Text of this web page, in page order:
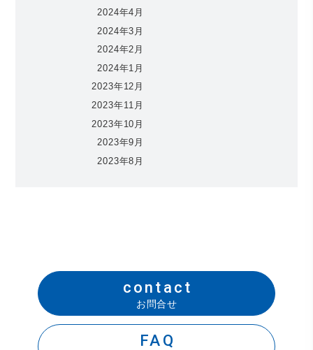
2024年4月
2024年3月
2024年2月
2024年1月
2023年12月
2023年11月
2023年10月
2023年9月
2023年8月
contact
お問合せ
FAQ